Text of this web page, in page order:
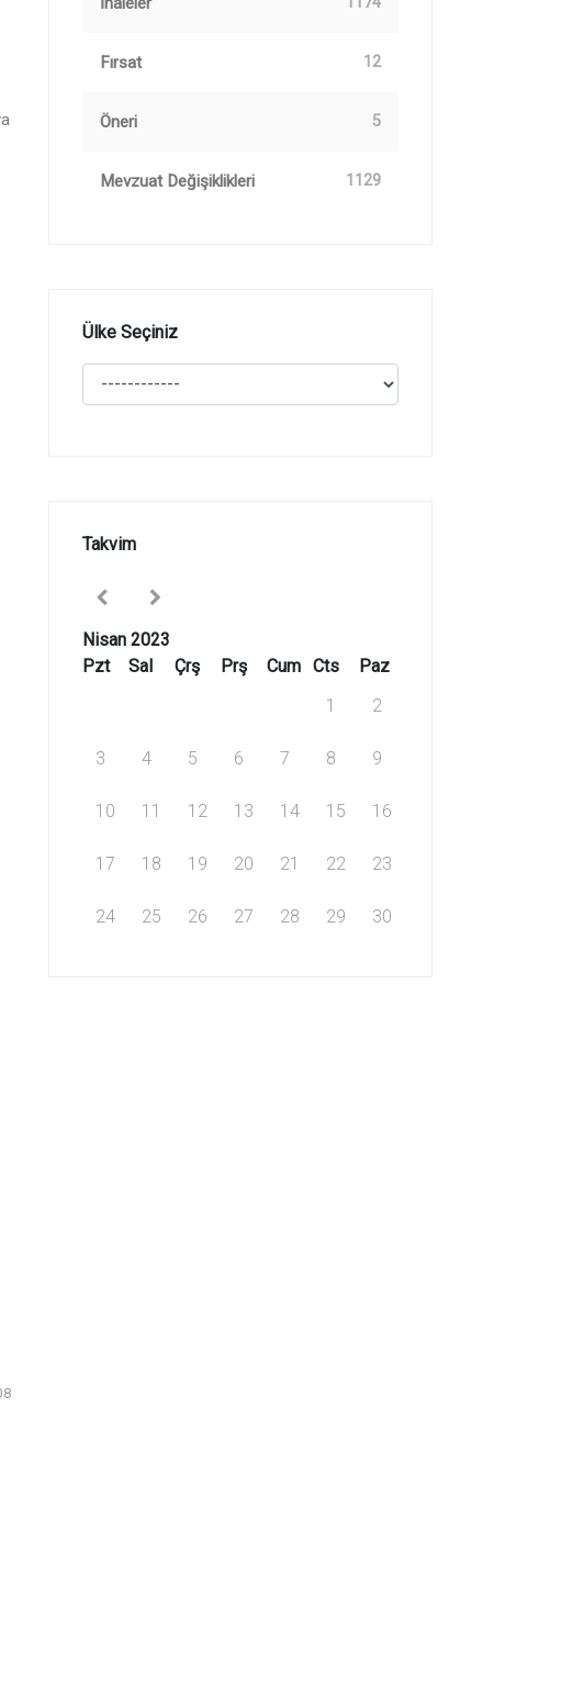
Fırsat 12
Öneri 5
Mevzuat Değişiklikleri 1129
Ülke Seçiniz
Takvim
Nisan 2023
Pzt
Sal Çrş Prş Cum Cts
Paz
1
2
3 4 5 6 7 8 9
10 11 12 13 14 15 16
17 18 19 20 21 22 23
24 25 26 27 28 29 30